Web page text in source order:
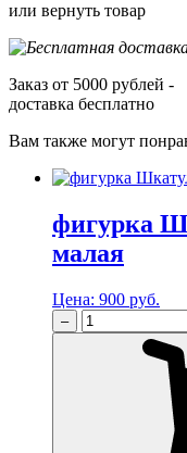
или вернуть товар
Заказ от 5000 рублей -
доставка бесплатно
Вам также могут
фигурка
малая
Цена: 900 руб.
–